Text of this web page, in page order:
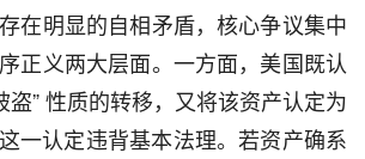
在明显的自相矛盾，核心争议集中
正义两大层面。一方面，美国既认
盗” 性质的转移，又将该资产认定为
一认定违背基本法理。若资产确系